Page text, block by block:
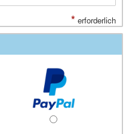
* erforderlich